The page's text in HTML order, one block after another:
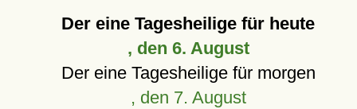
Der eine Tagesheilige für heute
, den 6. August
Der eine Tagesheilige für morgen
, den 7. August